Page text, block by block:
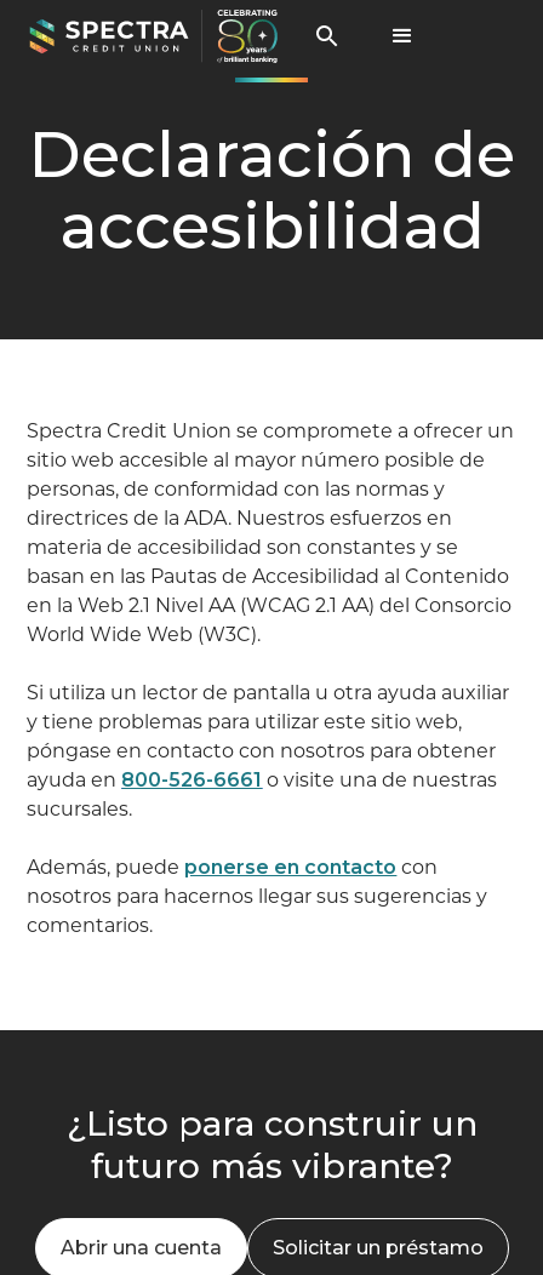
Declaración de
accesibilidad
Spectra Credit Union se compromete a ofrecer un
sitio web accesible al mayor número posible de
personas, de conformidad con las normas y
directrices de la ADA. Nuestros esfuerzos en
materia de accesibilidad son constantes y se
basan en las Pautas de Accesibilidad al Contenido
en la Web 2.1 Nivel AA (WCAG 2.1 AA) del Consorcio
World Wide Web (W3C).
Si utiliza un lector de pantalla u otra ayuda auxiliar
y tiene problemas para utilizar este sitio web,
póngase en contacto con nosotros para obtener
ayuda en 800-526-6661 o visite una de nuestras
sucursales.
Además, puede ponerse en contacto con
nosotros para hacernos llegar sus sugerencias y
comentarios.
¿Listo para construir un
futuro más vibrante?
Abrir una cuenta Solicitar un préstamo